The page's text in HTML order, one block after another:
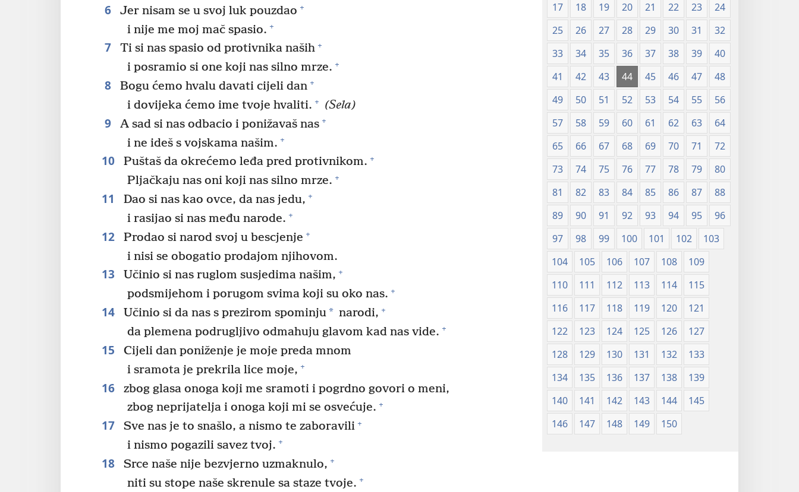
6 Jer nisam se u svoj luk pouzdao +
i nije me moj mač spasio. +
7 Ti si nas spasio od protivnika naših +
i posramio si one koji nas silno mrze. +
8 Bogu ćemo hvalu davati cijeli dan +
i dovijeka ćemo ime tvoje hvaliti. + (Sela)
9 A sad si nas odbacio i ponižavaš nas +
i ne ideš s vojskama našim. +
10 Puštaš da okrećemo leđa pred protivnikom. +
Pljačkaju nas oni koji nas silno mrze. +
11 Dao si nas kao ovce, da nas jedu, +
i rasijao si nas među narode. +
12 Prodao si narod svoj u bescjenje +
i nisi se obogatio prodajom njihovom.
13 Učinio si nas ruglom susjedima našim, +
podsmijehom i porugom svima koji su oko nas. +
14 Učinio si da nas s prezirom spominju* narodi, +
da plemena podrugljivo odmahuju glavom kad nas vide. +
15
Cijeli dan poniženje je moje preda mnom
i sramota je prekrila lice moje, +
16
zbog glasa onoga koji me sramoti i pogrdno govori o meni,
zbog neprijatelja i onoga koji mi se osvećuje. +
17 Sve nas je to snašlo, a nismo te zaboravili +
i nismo pogazili savez tvoj. +
18 Srce naše nije bezvjerno uzmaknulo, +
niti su stope naše skrenule sa staze tvoje. +
17
18 19 20 21 22 23
24
25
26 27 28 29 30 31
32
33
34 35 36 37 38 39
40
41
42 43 44 45 46 47
48
49
50 51 52 53 54 55
56
57
58 59 60 61 62 63
64
65
66 67 68 69 70 71
72
73
74 75 76 77 78 79
80
81
82 83 84 85 86 87
88
89
90 91 92 93 94 95
96
97
98 99 100 101 102
103
104
105 106 107 108
109
110
111 112 113 114
115
116
117 118 119 120
121
122
123 124 125 126
127
128
129 130 131 132
133
134
135 136 137 138
139
140
141 142 143 144
145
146
147 148 149 150